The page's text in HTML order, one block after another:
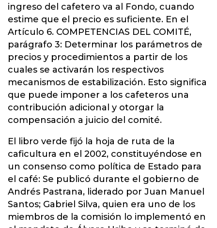
ingreso del cafetero va al Fondo, cuando
estime que el precio es suficiente. En el
Artículo 6. COMPETENCIAS DEL COMITÉ,
parágrafo 3: Determinar los parámetros de
precios y procedimientos a partir de los
cuales se activarán los respectivos
mecanismos de estabilización. Esto significa
que puede imponer a los cafeteros una
contribución adicional y otorgar la
compensación a juicio del comité.
El libro verde fijó la hoja de ruta de la
caficultura en el 2002, constituyéndose en
un consenso como política de Estado para
el café: Se publicó durante el gobierno de
Andrés Pastrana, liderado por Juan Manuel
Santos; Gabriel Silva, quien era uno de los
miembros de la comisión lo implementó en